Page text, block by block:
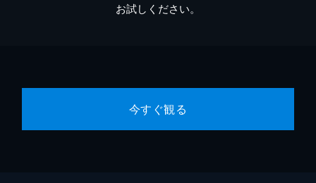
お試しください。
今すぐ観る